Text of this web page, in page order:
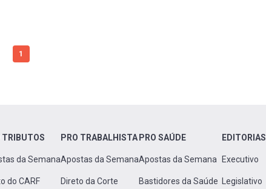
1
TRIBUTOS
da Semana
do CARF
PRO TRABALHISTA
Apostas da Semana
Direto da Corte
PRO SAÚDE
Apostas da Semana
Bastidores da Saúde
EDITORIAS
Executivo
Legislativo